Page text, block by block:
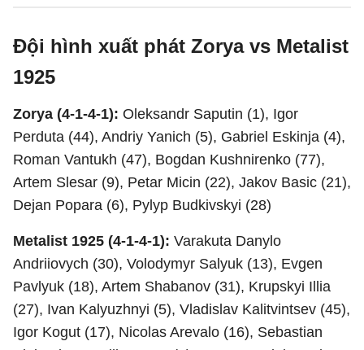
Đội hình xuất phát Zorya vs Metalist
1925
Zorya (4-1-4-1): Oleksandr Saputin (1), Igor
Perduta (44), Andriy Yanich (5), Gabriel Eskinja (4),
Roman Vantukh (47), Bogdan Kushnirenko (77),
Artem Slesar (9), Petar Micin (22), Jakov Basic (21),
Dejan Popara (6), Pylyp Budkivskyi (28)
Metalist 1925 (4-1-4-1): Varakuta Danylo
Andriiovych (30), Volodymyr Salyuk (13), Evgen
Pavlyuk (18), Artem Shabanov (31), Krupskyi Illia
(27), Ivan Kalyuzhnyi (5), Vladislav Kalitvintsev (45),
Igor Kogut (17), Nicolas Arevalo (16), Sebastian